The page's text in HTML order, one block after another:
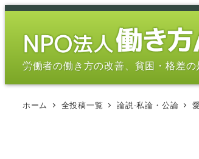
メ
労働者の働き方の改善、貧困・格差
ホーム 全投稿一覧 論説-私論・公論